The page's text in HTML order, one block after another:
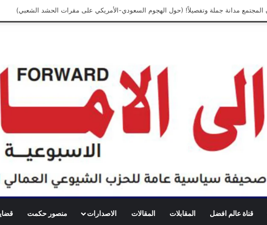
قناة عالم افضل المقابلات المقالات الاصدارات منصور حكمت